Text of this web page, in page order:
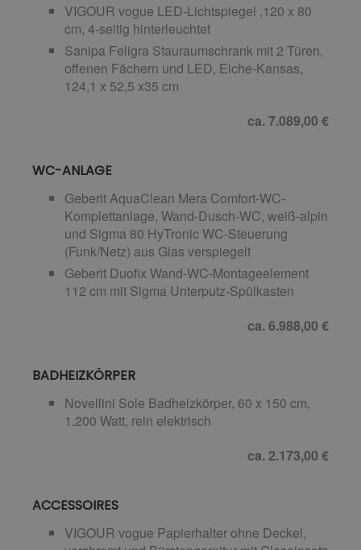
VIGOUR vogue LED-Lichtspiegel ,120 x 80
cm, 4-seitig hinterleuchtet
Sanipa Feligra Stauraumschrank mit 2 Türen,
offenen Fächern und LED, Eiche-Kansas,
124,1 x 52,5 x35 cm
ca. 7.089,00 €
WC-ANLAGE
Geberit AquaClean Mera Comfort-WC-
Komplettanlage, Wand-Dusch-WC, weiß-alpin
und Sigma 80 HyTronic WC-Steuerung
(Funk/Netz) aus Glas verspiegelt
Geberit Duofix Wand-WC-Montageelement
112 cm mit Sigma Unterputz-Spülkasten
ca. 6.988,00 €
BADHEIZKÖRPER
Novellini Sole Badheizkörper, 60 x 150 cm,
1.200 Watt, rein elektrisch
ca. 2.173,00 €
ACCESSOIRES
VIGOUR vogue Papierhalter ohne Deckel,